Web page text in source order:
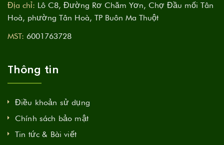
Địa chỉ: Lô C8, Đường Rơ Chăm Yơn, Chợ Đầu mối Tân
Hoà, phường Tân Hoà, TP Buôn Ma Thuột
MST: 6001763728
Thông tin
Điều khoản sử dụng
Chính sách bảo mật
Tin tức & Bài viết